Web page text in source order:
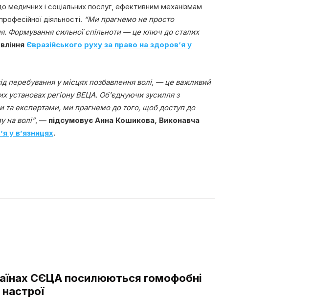
і соціальних послуг, ефективним механізмам
діяльності. “Ми прагнемо не просто
Формування сильної спільноти — це ключ до сталих
Євразійського руху за право на здоров’я у
перебування у місцях позбавлення волі, — це важливий
установах регіону ВЕЦА. Об’єднуючи зусилля з
та експертами, ми прагнемо до того, щоб доступ до
на волі”, — підсумовує Анна Кошикова, Виконавча
у в’язницях.
СЄЦА посилюються гомофобні